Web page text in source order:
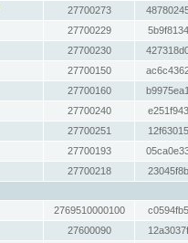
27700273
27700229
27700230
27700150
27700160
27700240
27700251
27700193
27700218
2769510000100
27600090